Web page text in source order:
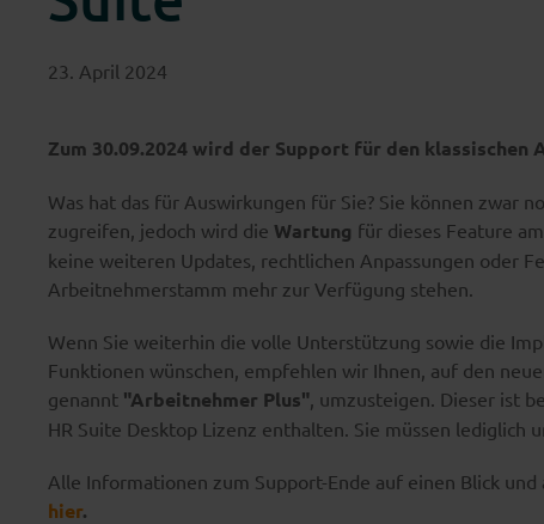
23. April 2024
Zum 30.09.2024 wird der Support für den
Was hat das für Auswirkungen für Sie? Sie können zwar
zugreifen, jedoch wird die Wartung für dieses Feature am
keine weiteren Updates, rechtlichen Anpassungen oder
Arbeitnehmerstamm mehr zur Verfügung stehen.
Wenn Sie weiterhin die volle Unterstützung sowie die
Funktionen wünschen, empfehlen wir Ihnen, auf den
genannt "Arbeitnehmer Plus", umzusteigen. Dieser ist
HR Suite Desktop Lizenz enthalten. Sie müssen lediglich
Alle Informationen zum Support-Ende auf einen Blick
hier.